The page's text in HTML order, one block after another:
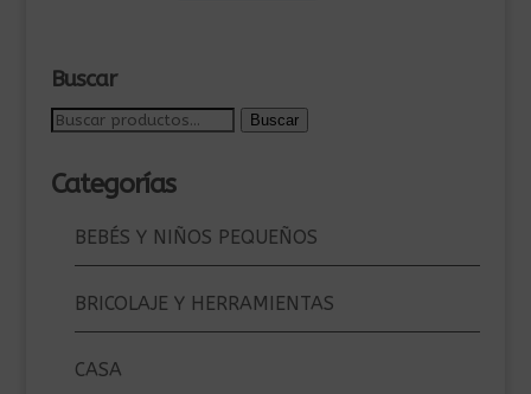
Buscar
Buscar
Buscar
Categorías
BEBÉS Y NIÑOS PEQUEÑOS
BRICOLAJE Y HERRAMIENTAS
CASA